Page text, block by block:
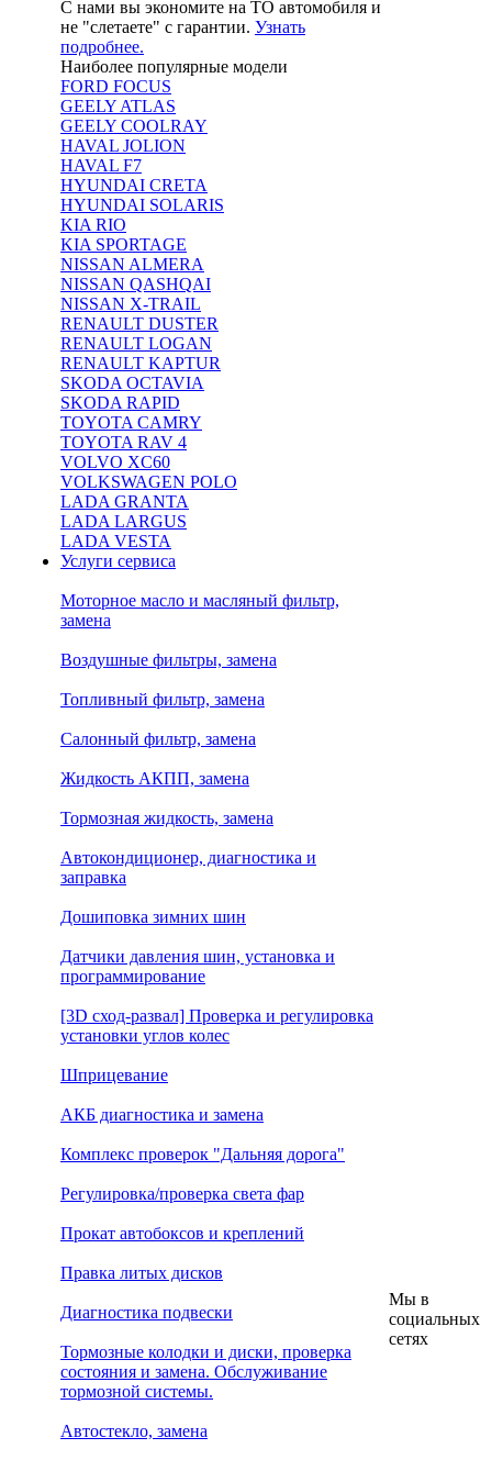
С нами вы экономите на ТО автомобиля и
не "слетаете" с гарантии. Узнать
подробнее.
Наиболее популярные модели
FORD FOCUS
GEELY ATLAS
GEELY COOLRAY
HAVAL JOLION
HAVAL F7
HYUNDAI CRETA
HYUNDAI SOLARIS
KIA RIO
KIA SPORTAGE
NISSAN ALMERA
NISSAN QASHQAI
NISSAN X-TRAIL
RENAULT DUSTER
RENAULT LOGAN
RENAULT KAPTUR
SKODA OCTAVIA
SKODA RAPID
TOYOTA CAMRY
TOYOTA RAV 4
VOLVO XC60
VOLKSWAGEN POLO
LADA GRANTA
LADA LARGUS
LADA VESTA
Услуги сервиса
Моторное масло и масляный фильтр,
замена
Воздушные фильтры, замена
Топливный фильтр, замена
Салонный фильтр, замена
Жидкость АКПП, замена
Тормозная жидкость, замена
Автокондиционер, диагностика и
заправка
Дошиповка зимних шин
Датчики давления шин, установка и
программирование
[3D сход-развал] Проверка и регулировка
установки углов колес
Шприцевание
АКБ диагностика и замена
Комплекс проверок "Дальняя дорога"
Регулировка/проверка света фар
Прокат автобоксов и креплений
Правка литых дисков
Диагностика подвески
Тормозные колодки и диски, проверка
состояния и замена. Обслуживание
тормозной системы.
Автостекло, замена
Мы в
социальных
сетях